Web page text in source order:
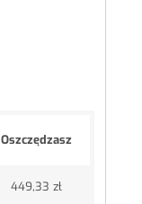
Oszczędzasz
449,33 zł